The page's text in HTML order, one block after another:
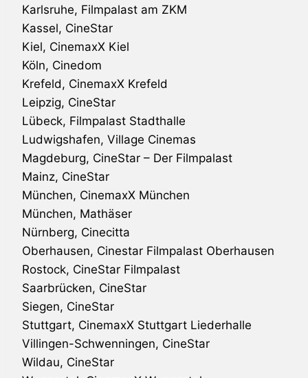
Karlsruhe, Filmpalast am ZKM
Kassel, CineStar
Kiel, CinemaxX Kiel
Köln, Cinedom
Krefeld, CinemaxX Krefeld
Leipzig, CineStar
Lübeck, Filmpalast Stadthalle
Ludwigshafen, Village Cinemas
Magdeburg, CineStar – Der Filmpalast
Mainz, CineStar
München, CinemaxX München
München, Mathäser
Nürnberg, Cinecitta
Oberhausen, Cinestar Filmpalast Oberhausen
Rostock, CineStar Filmpalast
Saarbrücken, CineStar
Siegen, CineStar
Stuttgart, CinemaxX Stuttgart Liederhalle
Villingen-Schwenningen, CineStar
Wildau, CineStar